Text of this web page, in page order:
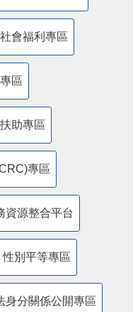
會福利專區
區
助專區
專區
資源整合平台
性別平等專區
身分關係公開專區